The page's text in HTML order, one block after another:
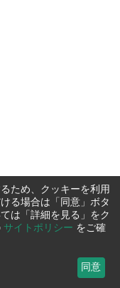
ため、クッキーを利用
る場合は「同意」ボタ
は「詳細を見る」をク
サイトポリシー をご確
同意